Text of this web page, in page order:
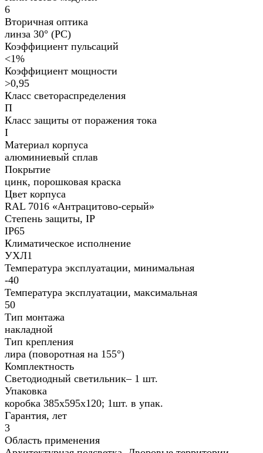
6
Вторичная оптика
линза 30° (PC)
Коэффициент пульсаций
<1%
Коэффициент мощности
>0,95
Класс светораспределения
П
Класс защиты от поражения тока
I
Материал корпуса
алюминиевый сплав
Покрытие
цинк, порошковая краска
Цвет корпуса
RAL 7016 «Антрацитово-серый»
Степень защиты, IP
IP65
Климатическое исполнение
УХЛ1
Температура эксплуатации, минимальная
-40
Температура эксплуатации, максимальная
50
Тип монтажа
накладной
Тип крепления
лира (поворотная на 155°)
Комплектность
Светодиодный светильник– 1 шт.
Упаковка
коробка 385х595х120; 1шт. в упак.
Гарантия, лет
3
Область применения